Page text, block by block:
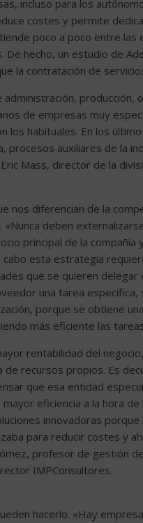
incluso para los
costes y permite
poco a poco entre
hecho, un estudio de
la contratación de
producción,
de empresas muy
los habituales. En los
procesos auxiliares de la
Mass, director de la
nos diferencian de la
deben
principal de la
esta estrategia
que se quieren
una tarea
porque se obtiene
más eficiente las
rentabilidad del
recursos propios. Es
que esa entidad
eficiencia a la hora
innovadoras
para reducir costes y
profesor de gestión
IMPConsultores.
hacerlo. «Hay